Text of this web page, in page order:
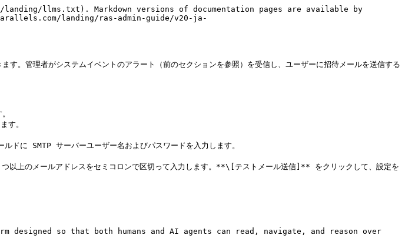
llms.txt). Markdown versions of documentation pages are available by
landing/ras-admin-guide/v20-ja-
理者がシステムイベントのアラート（前のセクションを参照）を受信し、ユーザーに招待メールを送信する
す。
に SMTP サーバーユーザー名およびパスワードを入力します。
上のメールアドレスをセミコロンで区切って入力します。**\[テストメール送信]** をクリックして、設定を
so that both humans and AI agents can read, navigate, and reason over